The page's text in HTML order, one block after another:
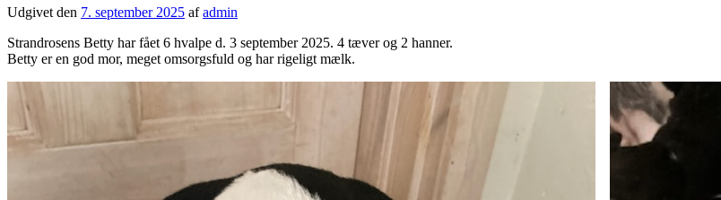
Udgivet den 7. september 2025 af admin
Strandrosens Betty har fået 6 hvalpe d. 3 september 2025. 4 tæver og 2 hanner.
Betty er en god mor, meget omsorgsfuld og har rigeligt mælk.